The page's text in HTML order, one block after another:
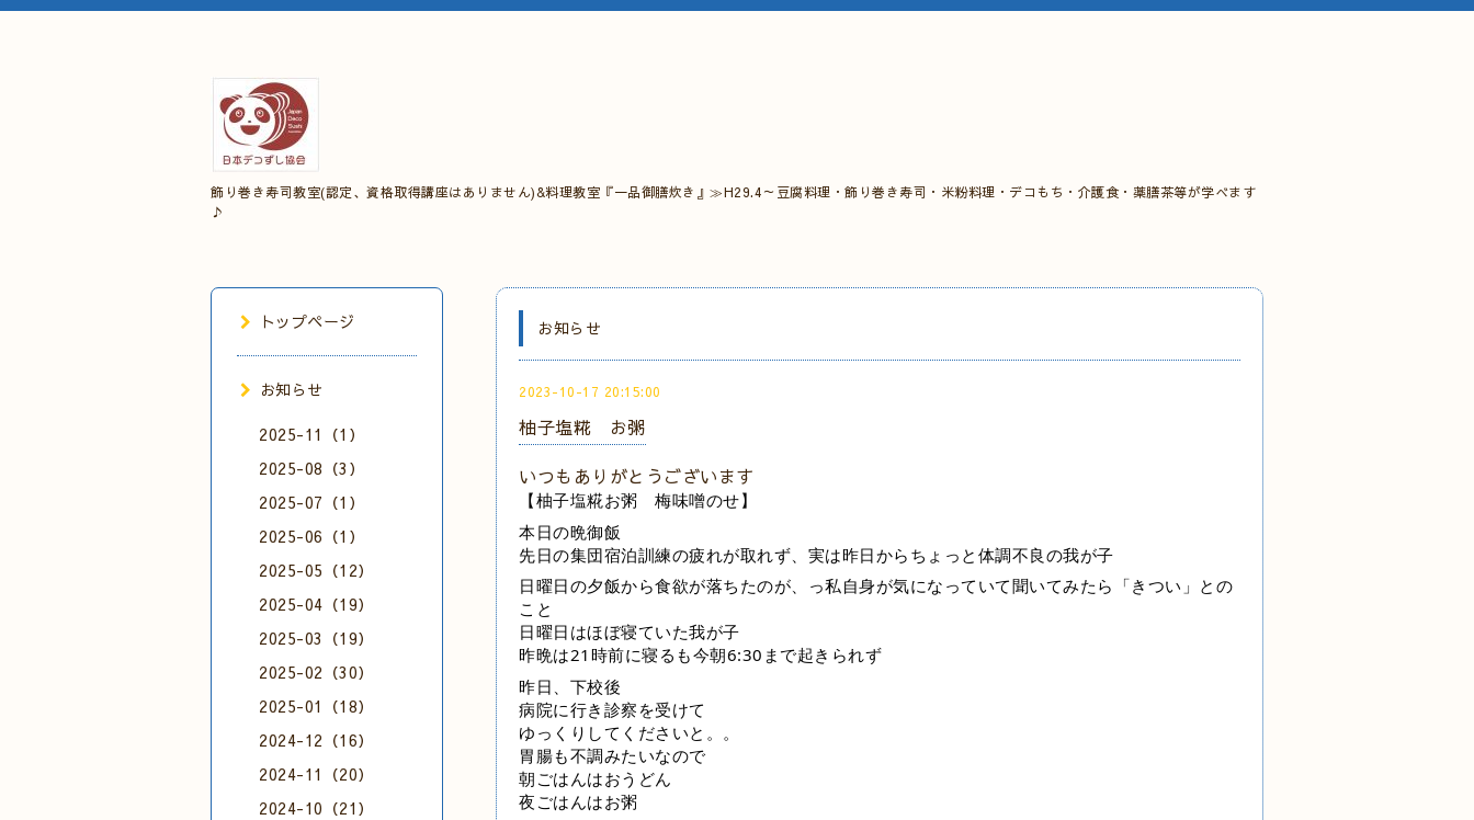
飾り巻き寿司教室(認定、資格取得講座はありません)&料理教室『一品御膳炊き』≫H29.4～豆腐料理・飾り巻き寿司・米粉料理・デコもち・介護食・薬膳茶等が学べます
♪
お知らせ
2023-10-17 20:15:00
柚子塩糀 お粥
いつもありがとうございます
【柚子塩糀お粥 梅味噌のせ】
本日の晩御飯
先日の集団宿泊訓練の疲れが取れず、実は昨日からちょっと体調不良の我が子
日曜日の夕飯から食欲が落ちたのが、っ私自身が気になっていて聞いてみたら「きつい」との
こと
日曜日はほぼ寝ていた我が子
昨晩は21時前に寝るも今朝6:30まで起きられず
昨日、下校後
病院に行き診察を受けて
ゆっくりしてくださいと。。
胃腸も不調みたいなので
朝ごはんはおうどん
夜ごはんはお粥
トップページ
お知らせ
2025-11（1）
2025-08（3）
2025-07（1）
2025-06（1）
2025-05（12）
2025-04（19）
2025-03（19）
2025-02（30）
2025-01（18）
2024-12（16）
2024-11（20）
2024-10（21）